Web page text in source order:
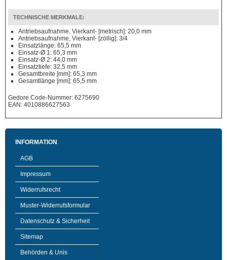
TECHNISCHE MERKMALE:
Antriebsaufnahme, Vierkant- [metrisch]: 20,0 mm
Antriebsaufnahme, Vierkant- [zöllig]: 3/4
Einsatzlänge: 65,5 mm
Einsatz-Ø 1: 65,3 mm
Einsatz-Ø 2: 44,0 mm
Einsatztiefe: 32,5 mm
Gesamtbreite [mm]: 65,3 mm
Gesamtlänge [mm]: 65,5 mm
Gedore Code-Nummer: 6275690
EAN: 4010886627563
INFORMATION
AGB
Impressum
Widerrufsrecht
Muster-Widerrufsformular
Datenschutz & Sicherheit
Sitemap
Behörden & Unis